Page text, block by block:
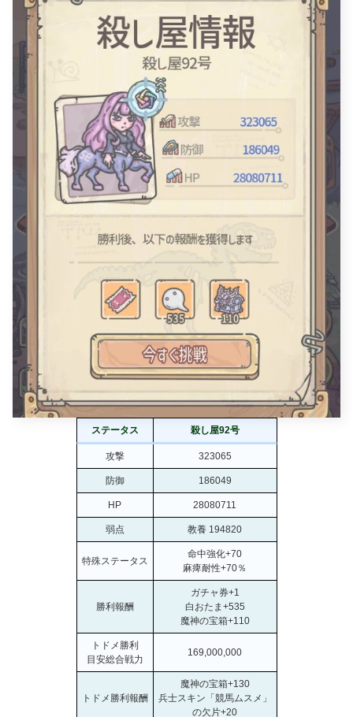
ステータス 殺し屋92号
攻撃 323065
防御 186049
HP 28080711
弱点 教養 194820
特殊ステータス
命中強化+70
麻痺耐性+70％
勝利報酬
ガチャ券+1
白おたま+535
魔神の宝箱+110
トドメ勝利
目安総合戦力
169,000,000
トドメ勝利報酬
魔神の宝箱+130
兵士スキン「競馬ムスメ」
の欠片+20